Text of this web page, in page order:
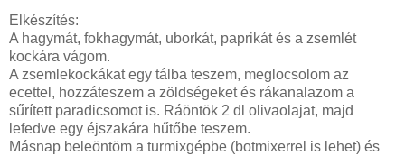
Elkészítés:
A hagymát, fokhagymát, uborkát, paprikát és a zsemlét
kockára vágom.
A zsemlekockákat egy tálba teszem, meglocsolom az
ecettel, hozzáteszem a zöldségeket és rákanalazom a
sűrített paradicsomot is. Ráöntök 2 dl olivaolajat, majd
lefedve egy éjszakára hűtőbe teszem.
Másnap beleöntöm a turmixgépbe (botmixerrel is lehet) és